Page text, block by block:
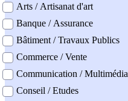
Arts / Artisanat d'art
Banque / Assurance
Bâtiment / Travaux Publics
Commerce / Vente
Communication / Multimédia
Conseil / Etudes